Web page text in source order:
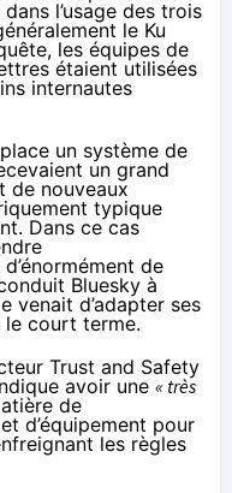
l’usage des trois
le Ku
les équipes de
étaient utilisées
internautes
un système de
un grand
de nouveaux
typique
Dans ce cas
de
Bluesky à
venait d’adapter ses
court terme.
Trust and Safety
avoir une « très
de
d’équipement pour
les règles